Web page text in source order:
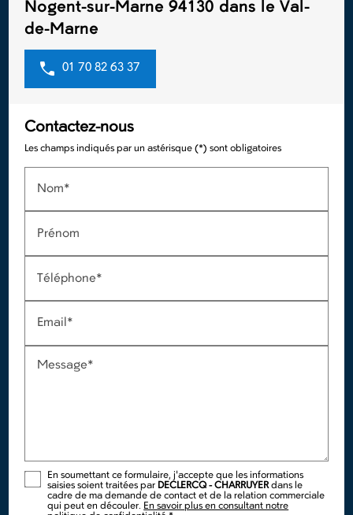
Nogent-sur-Marne 94130 dans le Val-
de-Marne
01 70 82 63 37
Contactez-nous
Les champs indiqués par un astérisque (*) sont obligatoires
Nom*
Prénom
Téléphone*
Email*
Message*
En soumettant ce formulaire, j'accepte que les informations
saisies soient traitées par DECLERCQ - CHARRUYERdans le
cadre de ma demande de contact et de la relation commerciale
qui peut en découler. En savoir plus en consultant notre